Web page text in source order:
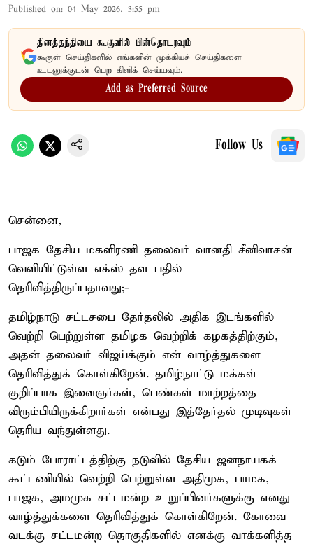
Published on: 04 May 2026, 3:55 pm
தினத்தந்தியை கூகுளில் பின்தொடரவும்
கூகுள் செய்திகளில் எங்களின் முக்கியச் செய்திகளை
உடனுக்குடன் பெற கிளிக் செய்யவும்.
Add as Preferred Source
Follow Us
சென்னை,
பாஜக தேசிய மகளிரணி தலைவர் வானதி சீனிவாசன்
வெளியிட்டுள்ள எக்ஸ் தள பதில்
தெரிவித்திருப்பதாவது;-
தமிழ்நாடு சட்டசபை தேர்தலில் அதிக இடங்களில்
வெற்றி பெற்றுள்ள தமிழக வெற்றிக் கழகத்திற்கும்,
அதன் தலைவர் விஜய்க்கும் என் வாழ்த்துகளை
தெரிவித்துக் கொள்கிறேன். தமிழ்நாட்டு மக்கள்
குறிப்பாக இளைஞர்கள், பெண்கள் மாற்றத்தை
விரும்பியிருக்கிறார்கள் என்பது இத்தேர்தல் முடிவுகள்
தெரிய வந்துள்ளது.
கடும் போராட்டத்திற்கு நடுவில் தேசிய ஜனநாயகக்
கூட்டணியில் வெற்றி பெற்றுள்ள அதிமுக, பாமக,
பாஜக, அமமுக சட்டமன்ற உறுப்பினர்களுக்கு எனது
வாழ்த்துக்களை தெரிவித்துக் கொள்கிறேன். கோவை
வடக்கு சட்டமன்ற தொகுதிகளில் எனக்கு வாக்களித்த